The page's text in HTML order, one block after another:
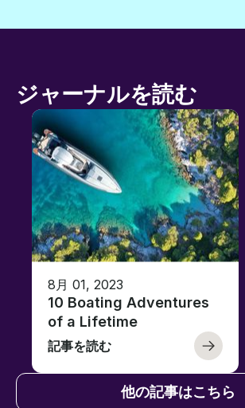
ジャーナルを読む
8月 01, 2023
10 Boating Adventures
of a Lifetime
記事を読む
他の記事はこちら